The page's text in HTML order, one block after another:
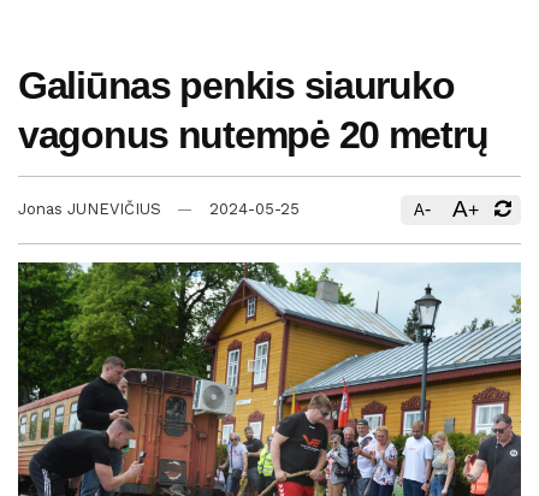
Galiūnas penkis siauruko
vagonus nutempė 20 metrų
Jonas JUNEVIČIUS 2024-05-25 A- A+